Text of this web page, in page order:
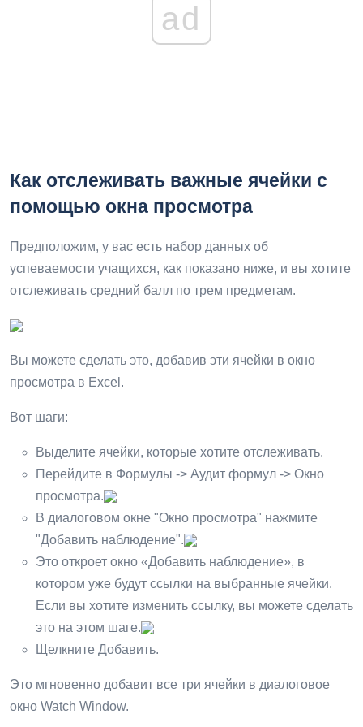
ad
Как отслеживать важные ячейки с
помощью окна просмотра
Предположим, у вас есть набор данных об
успеваемости учащихся, как показано ниже, и вы хотите
отслеживать средний балл по трем предметам.
Вы можете сделать это, добавив эти ячейки в окно
просмотра в Excel.
Вот шаги:
Выделите ячейки, которые хотите отслеживать.
Перейдите в Формулы -> Аудит формул -> Окно
просмотра.
В диалоговом окне "Окно просмотра" нажмите
"Добавить наблюдение".
Это откроет окно «Добавить наблюдение», в
котором уже будут ссылки на выбранные ячейки.
Если вы хотите изменить ссылку, вы можете сделать
это на этом шаге.
Щелкните Добавить.
Это мгновенно добавит все три ячейки в диалоговое
окно Watch Window.